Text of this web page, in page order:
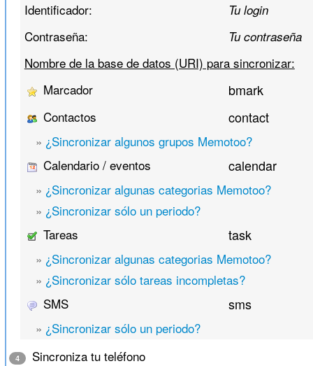
Identificador:
Tu login
Contraseña: Tu contraseña
Nombre de la base de datos (URI) para sincronizar:
Marcador
bmark
Contactos contact
» ¿Sincronizar algunos grupos Memotoo?
Calendario / eventos
calendar
» ¿Sincronizar algunas categorias Memotoo?
» ¿Sincronizar sólo un periodo?
Tareas
task
» ¿Sincronizar algunas categorias Memotoo?
» ¿Sincronizar sólo tareas incompletas?
SMS
sms
» ¿Sincronizar sólo un periodo?
4
Sincroniza tu teléfono